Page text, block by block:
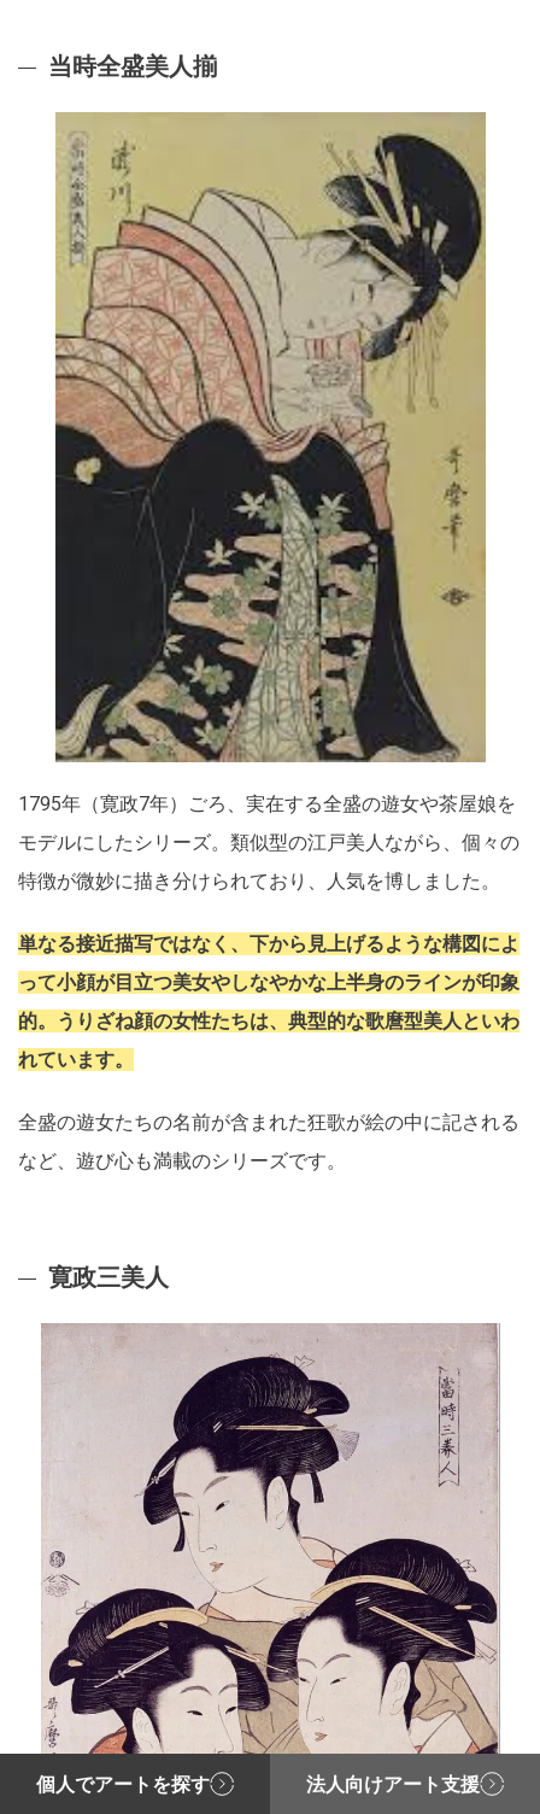
当時全盛美人揃
1795年（寛政7年）ごろ、実在する全盛の遊女や茶屋娘を
モデルにしたシリーズ。類似型の江戸美人ながら、個々の
特徴が微妙に描き分けられており、人気を博しました。
単なる接近描写ではなく、下から見上げるような構図によ
って小顔が目立つ美女やしなやかな上半身のラインが印象
的。うりざね顔の女性たちは、典型的な歌麿型美人といわ
れています。
全盛の遊女たちの名前が含まれた狂歌が絵の中に記される
など、遊び心も満載のシリーズです。
寛政三美人
個人でアートを探す 法人向けアート支援